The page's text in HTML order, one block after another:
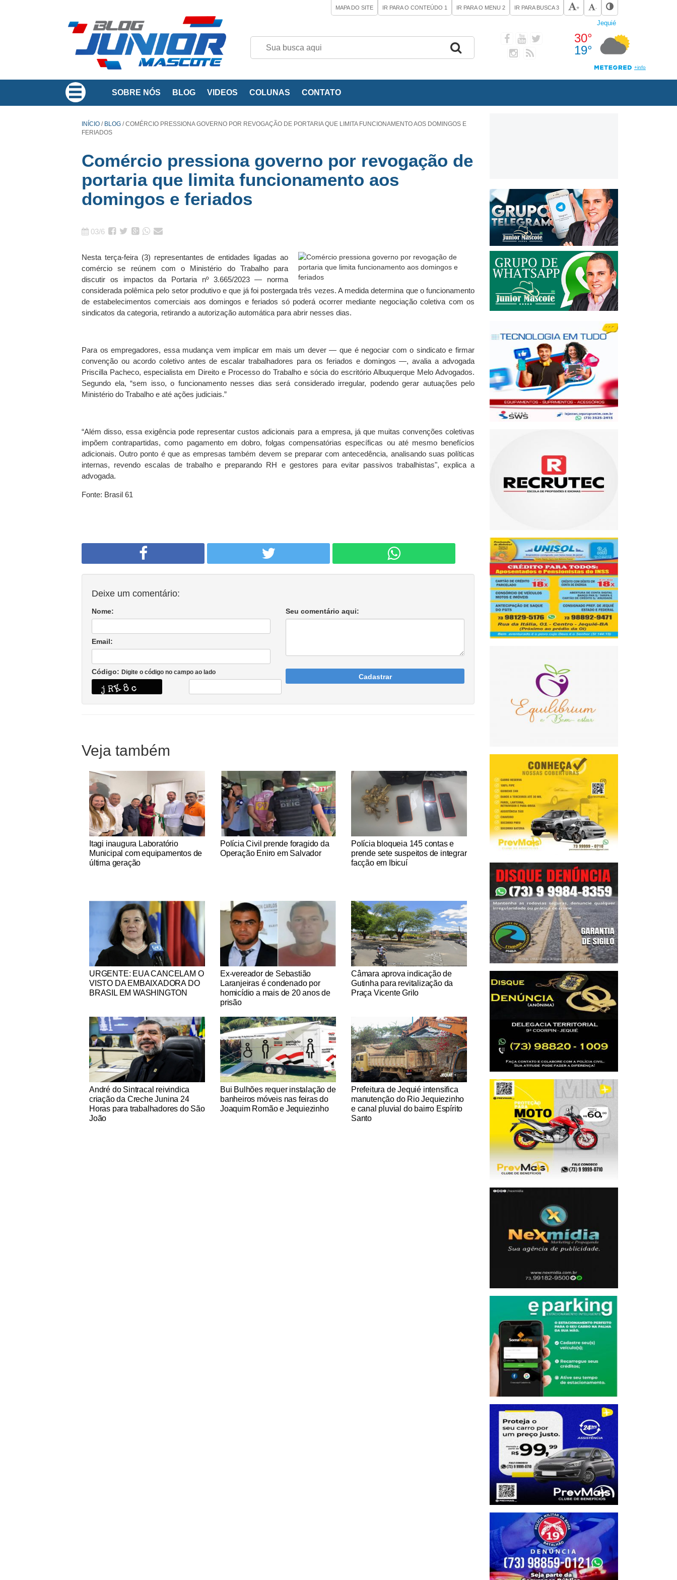
MAPA DO SITE IR PARA O CONTEÚDO 1 IR PARA O MENU 2 IR PARA BUSCA3 + -
SOBRE NÓS BLOG VIDEOS COLUNAS CONTATO
INÍCIO / BLOG /COMÉRCIO PRESSIONA GOVERNO POR REVOGAÇÃO DE PORTARIA QUE LIMITA FUNCIONAMENTO AOS DOMINGOS E
FERIADOS
Comércio pressiona governo por revogação de
portaria que limita funcionamento aos
domingos e feriados
03/6
Nesta terça-feira (3) representantes de entidades ligadas ao
comércio se reúnem com o Ministério do Trabalho para
discutir os impactos da Portaria nº 3.665/2023 — norma
considerada polêmica pelo setor produtivo e que já foi postergada três vezes. A medida determina que o funcionamento
de estabelecimentos comerciais aos domingos e feriados só poderá ocorrer mediante negociação coletiva com os
sindicatos da categoria, retirando a autorização automática para abrir nesses dias.
Para os empregadores, essa mudança vem implicar em mais um dever — que é negociar com o sindicato e firmar
convenção ou acordo coletivo antes de escalar trabalhadores para os feriados e domingos —, avalia a advogada
Priscilla Pacheco, especialista em Direito e Processo do Trabalho e sócia do escritório Albuquerque Melo Advogados.
Segundo ela, “sem isso, o funcionamento nesses dias será considerado irregular, podendo gerar autuações pelo
Ministério do Trabalho e até ações judiciais.”
“Além disso, essa exigência pode representar custos adicionais para a empresa, já que muitas convenções coletivas
impõem contrapartidas, como pagamento em dobro, folgas compensatórias específicas ou até mesmo benefícios
adicionais. Outro ponto é que as empresas também devem se preparar com antecedência, analisando suas políticas
internas, revendo escalas de trabalho e preparando RH e gestores para evitar passivos trabalhistas", explica a
advogada.
Fonte: Brasil 61
Deixe um comentário:
Nome:
Email:
Código: Digite o código no campo ao lado
Seu comentário aqui:
Cadastrar
Veja também
Notícias Católicas
Itagi inaugura Laboratório
Municipal com equipamentos de
última geração
Notícias Católicas
Polícia Civil prende foragido da
Operação Eniro em Salvador
Notícias Católicas
Polícia bloqueia 145 contas e
prende sete suspeitos de integrar
facção em Ibicuí
Notícias Católicas
URGENTE: EUA CANCELAM O
VISTO DA EMBAIXADORA DO
BRASIL EM WASHINGTON
Notícias Católicas
Ex-vereador de Sebastião
Laranjeiras é condenado por
homicídio a mais de 20 anos de
prisão
Notícias Católicas
Câmara aprova indicação de
Gutinha para revitalização da
Praça Vicente Grilo
Notícias Católicas
André do Sintracal reivindica
criação da Creche Junina 24
Horas para trabalhadores do São
João
Notícias Católicas
Bui Bulhões requer instalação de
banheiros móveis nas feiras do
Joaquim Romão e Jequiezinho
Notícias Católicas
Prefeitura de Jequié intensifica
manutenção do Rio Jequiezinho
e canal pluvial do bairro Espírito
Santo